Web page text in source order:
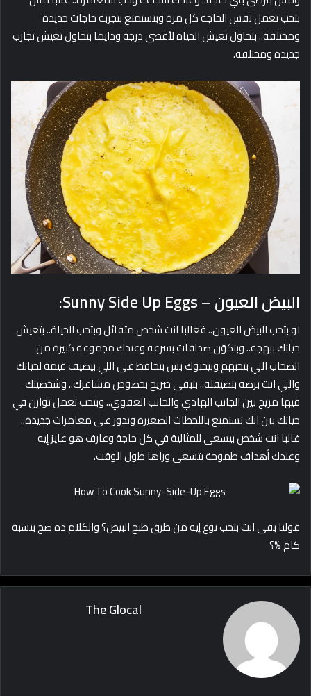
بتحب تعمل نفس الحاجة كل مرة وبتستمتع بتجربة حاجات جديدة
ومختلفة.. بتحاول تعيش الحياة لأقصى درجة ودايما بتحاول تعيش تجارب
جديدة ومختلفة.
البيض العيون – Sunny Side Up Eggs:
لو بتحب البيض العيون.. فغالبا انت شخص متفائل وبتحب الحياة.. بتعيش
حياتك ببهجة.. وبتكوّن صداقات بسرعة وعندك مجموعة كبيرة من
الصحاب اللي بتحبهم وبيحبوك بس بتحافظ على اللي بيضيف قيمة لحياتك
واللي انت برضه بتضيفله.. بتبقى صريح بخصوص مشاعرك.. وشخصيتك
فيها مزيج بين الجانب الهادي والجانب العفوي.. وبتحب تعمل توازن في
حياتك بين انك تستمتع باللحظات الصغيرة وتدور على مغامرات جديدة..
غالبا انت شخص بيسعى للمثالية في كل حاجة وعارف هو عايز إيه
وعندك أهداف طموحة بتسعى وراها طول الوقت.
قولنا بقى انت بتحب نوع إيه من طرق طبخ البيض؟ والكلام ده صح بنسبة
كام %؟
The Glocal